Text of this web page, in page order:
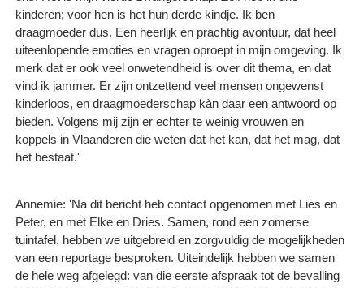
kinderen; voor hen is het hun derde kindje. Ik ben
draagmoeder dus. Een heerlijk en prachtig avontuur, dat heel
uiteenlopende emoties en vragen oproept in mijn omgeving. Ik
merk dat er ook veel onwetendheid is over dit thema, en dat
vind ik jammer. Er zijn ontzettend veel mensen ongewenst
kinderloos, en draagmoederschap kàn daar een antwoord op
bieden. Volgens mij zijn er echter te weinig vrouwen en
koppels in Vlaanderen die weten dat het kan, dat het mag, dat
het bestaat.'
Annemie: 'Na dit bericht heb contact opgenomen met Lies en
Peter, en met Elke en Dries. Samen, rond een zomerse
tuintafel, hebben we uitgebreid en zorgvuldig de mogelijkheden
van een reportage besproken. Uiteindelijk hebben we samen
de hele weg afgelegd: van die eerste afspraak tot de bevalling